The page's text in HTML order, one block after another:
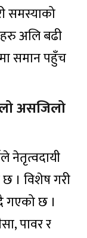
समस्याको
अलि बढी
समान पहुँच
असजिलो
नेतृत्वदायी
। विशेष गरी
गएको छ ।
पावर र